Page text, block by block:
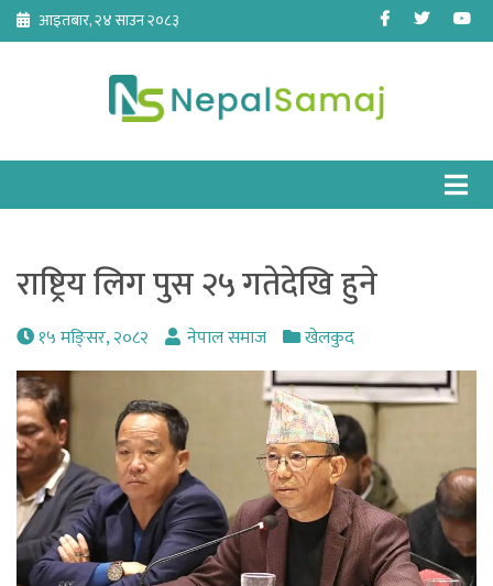
Skip
content
आइतबार, २४ साउन २०८३ Facebook
Twitter
राष्ट्रिय लिग पुस २५ गतेदेखि हुने
१५ मङि्सर, २०८२ नेपाल समाज खेलकुद